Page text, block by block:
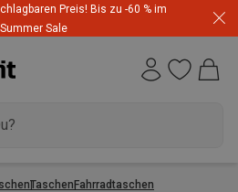
Preis! Bis zu -60 % im
Summer Sale
TaschenFahrradtaschen